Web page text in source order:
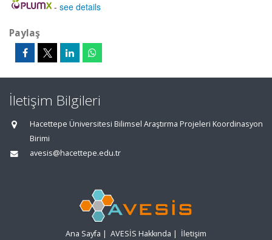
- see details
Paylaş
İletişim Bilgileri
Hacettepe Üniversitesi Bilimsel Araştırma Projeleri Koordinasyon
Birimi
avesis@hacettepe.edu.tr
Ana Sayfa | AVESİS Hakkında | İletişim